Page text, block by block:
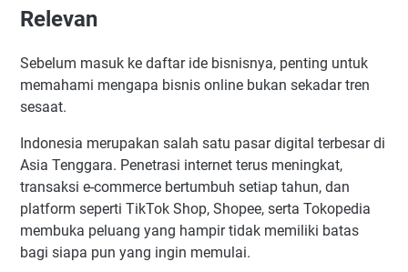
11. Jasa Pengelolaan Iklan Digital (Google Ads &
Facebook Ads)
14. Podcasting
15. Jasa Penerjemah dan Transkripsi
Tools yang Wajib Dimiliki Pemula Bisnis Online
Untuk Desain dan Konten Visual
Untuk Produktivitas dan Manajemen
Relevan
Sebelum masuk ke daftar ide bisnisnya, penting untuk
memahami mengapa bisnis online bukan sekadar tren
sesaat.
Indonesia merupakan salah satu pasar digital terbesar di
Asia Tenggara. Penetrasi internet terus meningkat,
transaksi e-commerce bertumbuh setiap tahun, dan
platform seperti TikTok Shop, Shopee, serta Tokopedia
membuka peluang yang hampir tidak memiliki batas
bagi siapa pun yang ingin memulai.